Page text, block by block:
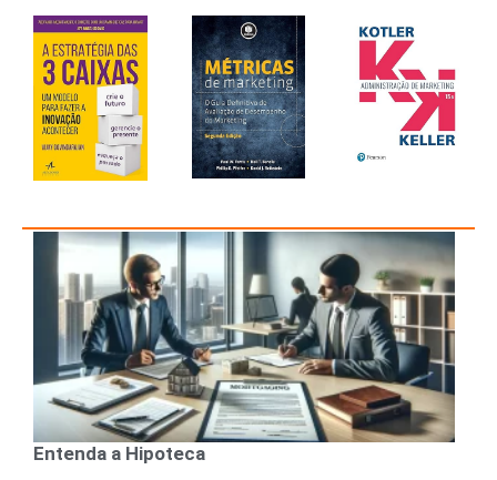
Entenda a Hipoteca